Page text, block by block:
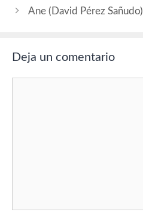
Ane (David Pérez Sañudo)
Deja un comentario